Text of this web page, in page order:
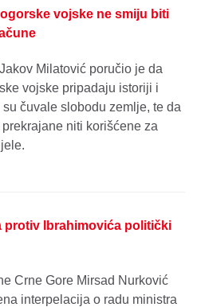
vojske ne smiju biti
Milatović poručio je da
vojske pripadaju istoriji i
čuvale slobodu zemlje, te da
niti korišćene za
protiv Ibrahimovića politički
Crne Gore Mirsad Nurković
interpelacija o radu ministra